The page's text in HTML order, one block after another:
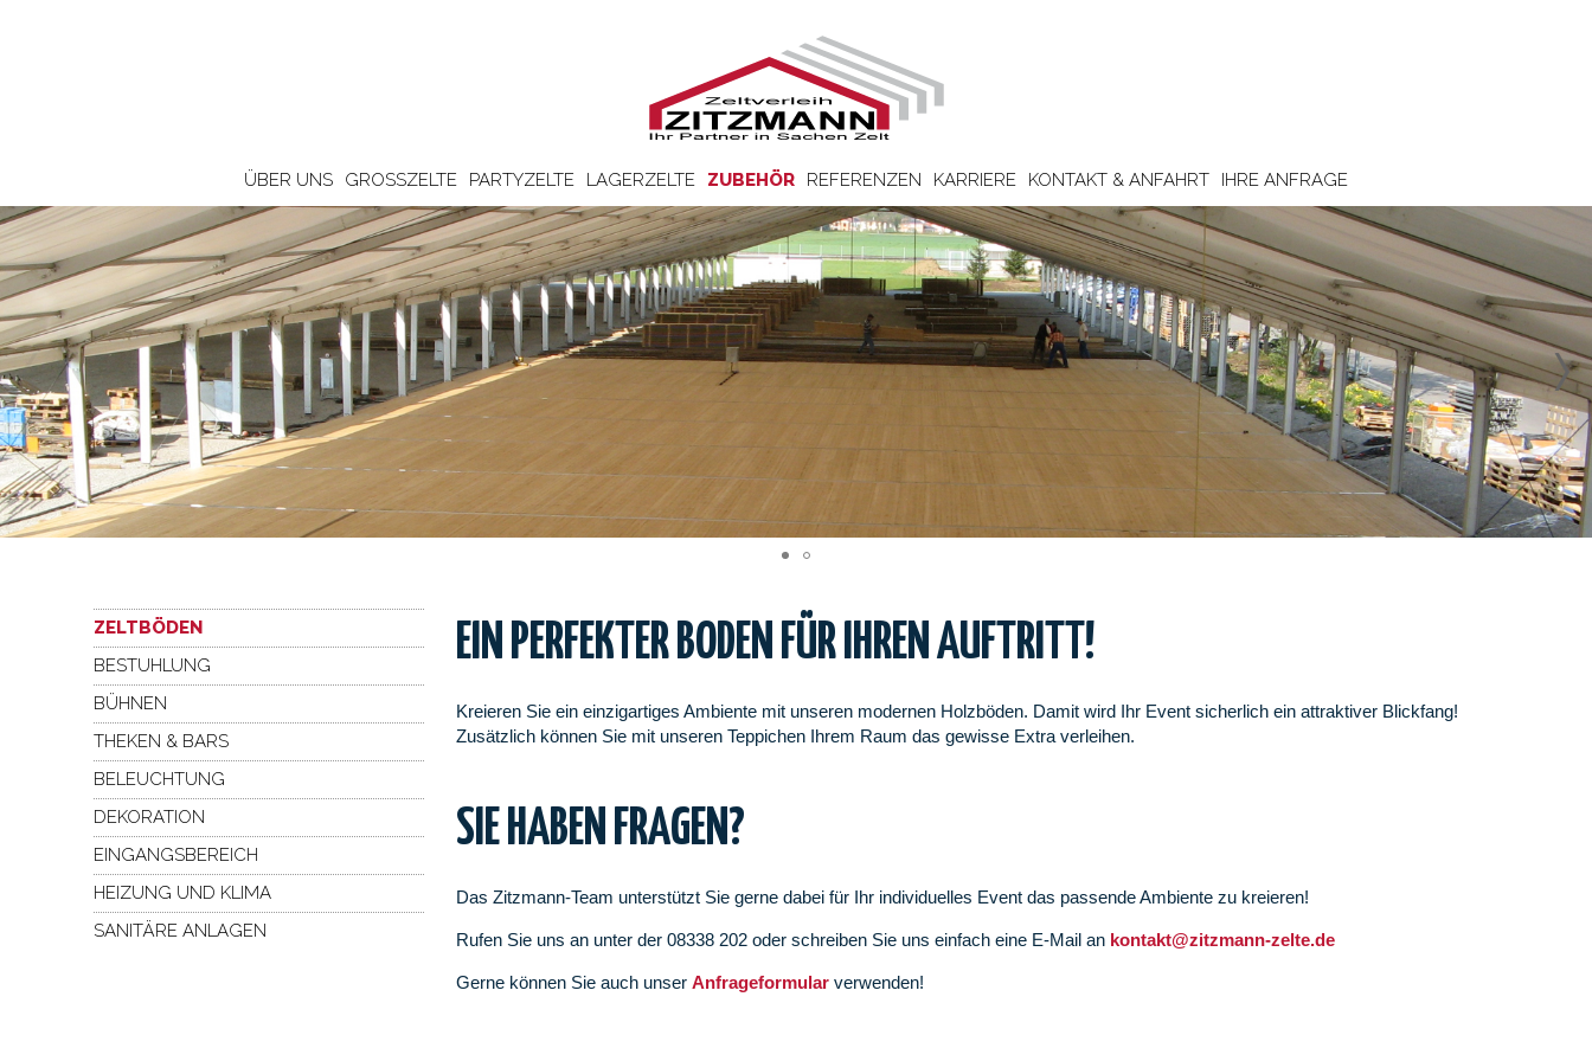
ÜBER UNS GROSSZELTE PARTYZELTE LAGERZELTE ZUBEHÖR REFERENZEN KARRIERE KONTAKT & ANFAHRT IHRE ANFRAGE
ZELTBÖDEN
BESTUHLUNG
BÜHNEN
THEKEN & BARS
BELEUCHTUNG
DEKORATION
EINGANGSBEREICH
HEIZUNG UND KLIMA
SANITÄRE ANLAGEN
EIN PERFEKTER BODEN FÜR IHREN AUFTRITT!
Kreieren Sie ein einzigartiges Ambiente mit unseren modernen Holzböden. Damit wird Ihr Event sicherlich ein attraktiver Blickfang!
Zusätzlich können Sie mit unseren Teppichen Ihrem Raum das gewisse Extra verleihen.
SIE HABEN FRAGEN?
Das Zitzmann-Team unterstützt Sie gerne dabei für Ihr individuelles Event das passende Ambiente zu kreieren!
Rufen Sie uns an unter der 08338 202 oder schreiben Sie uns einfach eine E-Mail an kontakt@zitzmann-zelte.de
Gerne können Sie auch unser Anfrageformular verwenden!